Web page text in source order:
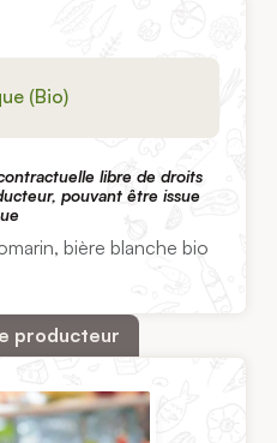
libre de droits
pouvant être issue
bière blanche bio
(Bio)
producteur